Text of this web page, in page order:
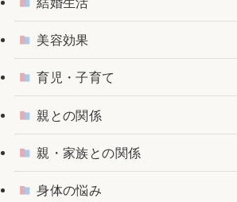
美容効果
育児・子育て
親との関係
親・家族との関係
身体の悩み